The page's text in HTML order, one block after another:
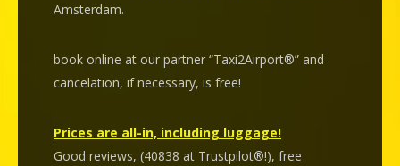
Amsterdam.
book online at our partner “Taxi2Airport®” and
cancelation, if necessary, is free!
Prices are all-in, including luggage!
Good reviews, (40838 at Trustpilot®!), free